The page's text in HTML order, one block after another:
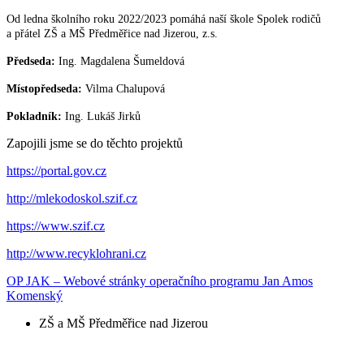
Od ledna školního roku 2022/2023 pomáhá naší škole Spolek rodičů
a přátel ZŠ a MŠ Předměřice nad Jizerou, z.s.
Předseda: Ing. Magdalena Šumeldová
Místopředseda: Vilma Chalupová
Pokladník: Ing. Lukáš Jirků
Zapojili jsme se do těchto projektů
https://portal.gov.cz
http://mlekodoskol.szif.cz
https://www.szif.cz
http://www.recyklohrani.cz
OP JAK – Webové stránky operačního programu Jan Amos
Komenský
ZŠ a MŠ Předměřice nad Jizerou